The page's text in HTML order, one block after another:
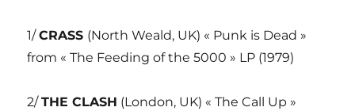
1/CRASS (North Weald, UK) « Punk is Dead »
from « The Feeding of the 5000 » LP (1979)
2/THE CLASH (London, UK) « The Call Up »